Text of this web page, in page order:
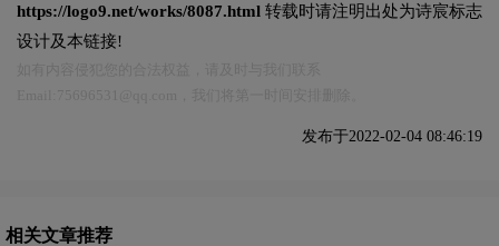
https://logo9.net/works/8087.html 转载时请注明出处为诗宸标志
设计及本链接!
发布于2022-02-04 08:46:19
相关文章推荐